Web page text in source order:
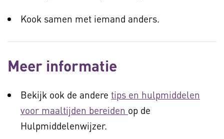
Kook samen met iemand anders.
Meer informatie
Bekijk ook de andere tips en hulpmiddelen
voor maaltijden bereiden op de
Hulpmiddelenwijzer.